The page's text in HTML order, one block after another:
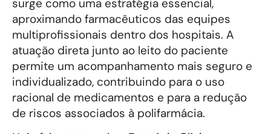
surge como uma estratégia essencial,
aproximando farmacêuticos das equipes
multiprofissionais dentro dos hospitais. A
atuação direta junto ao leito do paciente
permite um acompanhamento mais seguro e
individualizado, contribuindo para o uso
racional de medicamentos e para a redução
de riscos associados à polifarmácia.